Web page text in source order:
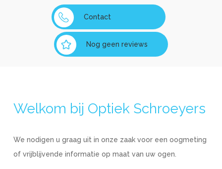
Contact
Nog geen reviews
Welkom bij Optiek Schroeyers
We nodigen u graag uit in onze zaak voor een oogmeting
of vrijblijvende informatie op maat van uw ogen.